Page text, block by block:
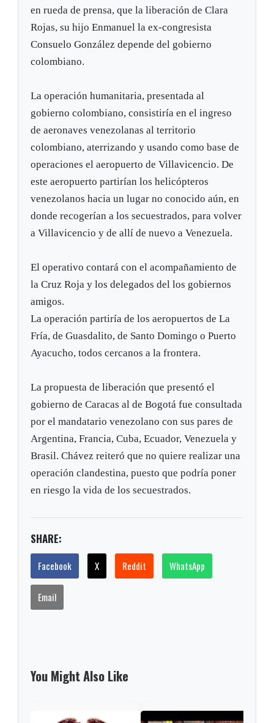
en rueda de prensa, que la liberación de Clara
Rojas, su hijo Enmanuel la ex-congresista
Consuelo González depende del gobierno
colombiano.
La operación humanitaria, presentada al
gobierno colombiano, consistiría en el ingreso
de aeronaves venezolanas al territorio
colombiano, aterrizando y usando como base de
operaciones el aeropuerto de Villavicencio. De
este aeropuerto partirían los helicópteros
venezolanos hacia un lugar no conocido aún, en
donde recogerían a los secuestrados, para volver
a Villavicencio y de allí de nuevo a Venezuela.
El operativo contará con el acompañamiento de
la Cruz Roja y los delegados del los gobiernos
amigos.
La operación partiría de los aeropuertos de La
Fría, de Guasdalito, de Santo Domingo o Puerto
Ayacucho, todos cercanos a la frontera.
La propuesta de liberación que presentó el
gobierno de Caracas al de Bogotá fue consultada
por el mandatario venezolano con sus pares de
Argentina, Francia, Cuba, Ecuador, Venezuela y
Brasil. Chávez reiteró que no quiere realizar una
operación clandestina, puesto que podría poner
en riesgo la vida de los secuestrados.
SHARE:
Facebook X Reddit WhatsApp
Email
You Might Also Like